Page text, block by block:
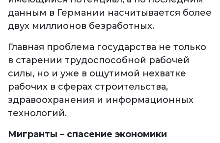
данным в Германии насчитывается более
двух миллионов безработных.
Главная проблема государства не только
в старении трудоспособной рабочей
силы, но и уже в ощутимой нехватке
рабочих в сферах строительства,
здравоохранения и информационных
технологий.
Мигранты – спасение экономики